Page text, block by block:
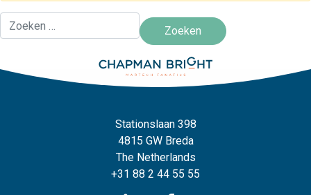
Zoeken naar:
Stationslaan 398
4815 GW Breda
The Netherlands
+31 88 2 44 55 55